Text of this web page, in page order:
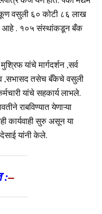
वसुली ६० कोटी ८६ लाख
आहे . १०५ संस्थांकडून बँक
यांचे मार्गदर्शन ,सर्व
,सभासद तसेच बँकेचे वसुली
यांचे सहकार्य लाभले.
राबविण्यात येणाऱ्या
कार्यवाही सुरु असून या
यांनी केले.
:–